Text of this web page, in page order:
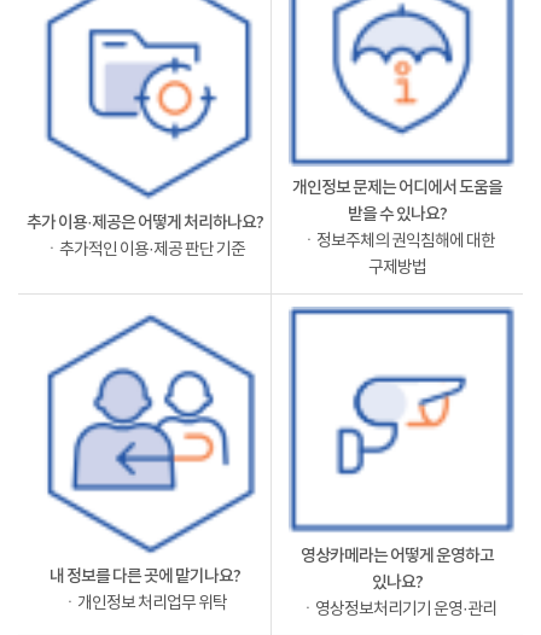
추가 이용·제공은 어떻게 처리하나요?
ㆍ추가적인 이용·제공 판단 기준
개인정보 문제는 어디에서 도움을
받을 수 있나요?
ㆍ정보주체의 권익침해에 대한
구제방법
내 정보를 다른 곳에 맡기나요?
ㆍ개인정보 처리업무 위탁
영상카메라는 어떻게 운영하고
있나요?
ㆍ영상정보처리기기 운영·관리